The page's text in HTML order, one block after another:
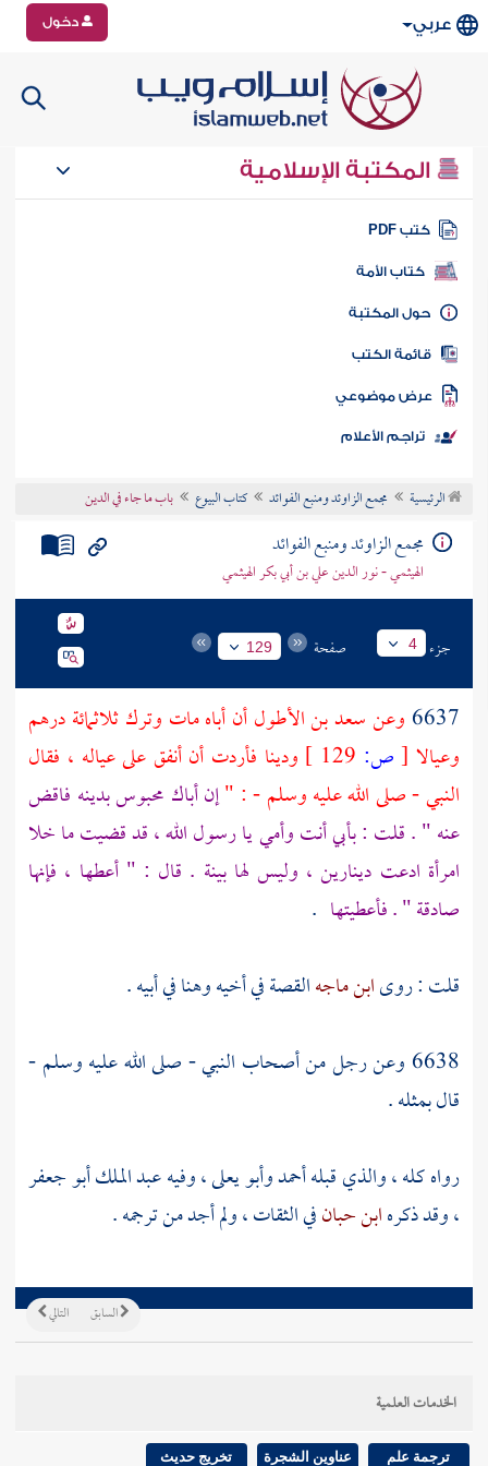
عربي دخول
المكتبة الإسلامية
كتب PDF
كتاب الأمة
المكتبة
الكتب
موضوعي
تراجم الأعلام
الرئيسية مجمع الزاوئد ومنبع الفوائد كتاب البيوع باب ما جاء في الدين
مجمع الزاوئد ومنبع الفوائد
الهيثمي - نور الدين علي بن أبي بكر الهيثمي
جزء 4 صفحة 129
6637 وعنسعد بن الأطولأن أباه مات وترك ثلاثمائة درهم
وعيالا [ص:
ودينا فأردت أن أنفق على عياله ، فقال
النبي - صلى الله عليه وسلم - : "إن أباك محبوس بدينه فاقض
عنه " . قلت : بأبي أنت وأمي يا رسول الله ، قد قضيت ما خلا
امرأة ادعت دينارين ، وليس لها بينة . قال : " أعطها ، فإنها
صادقة " . فأعطيتها .
قلت : روىابن ماجهالقصة في أخيه وهنا في أبيه .
6638 وعن رجل من أصحاب النبي - صلى الله عليه وسلم -
قال بمثله .
رواه كله ، والذي قبله أحمدوأبو يعلى، وفيهعبد الملك أبو جعفر
، وقد ذكرهابن حبانفي الثقات ، ولم أجد من ترجمه .
التالي السابق
الخدمات العلمية
ترجمة علم عناوين الشجرة تخريج حديث